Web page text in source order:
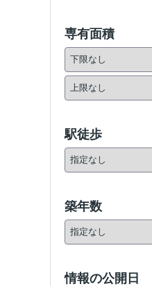
専有面積
駅徒歩
築年数
情報の公開日